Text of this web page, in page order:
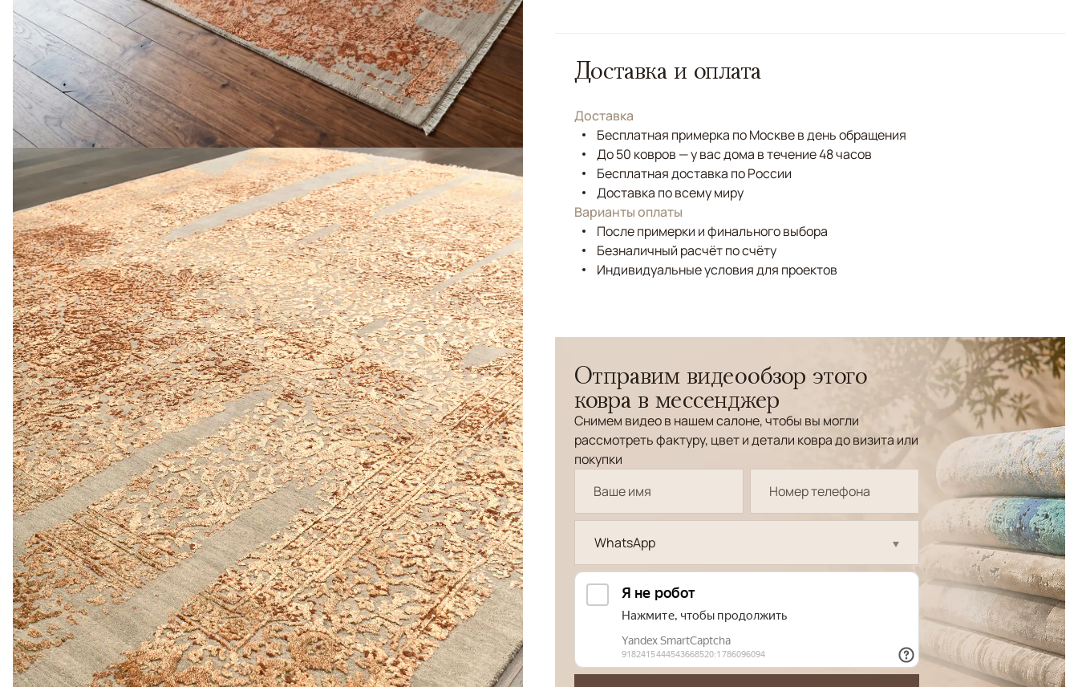
Доставка и оплата
Доставка
Бесплатная примерка по Москве в день обращения
До 50 ковров — у вас дома в течение 48 часов
Бесплатная доставка по России
Доставка по всему миру
Варианты оплаты
После примерки и финального выбора
Безналичный расчёт по счёту
Индивидуальные условия для проектов
Отправим видеообзор этого
ковра в мессенджер
Снимем видео в нашем салоне, чтобы вы могли
рассмотреть фактуру, цвет и детали ковра до визита или
покупки
WhatsApp